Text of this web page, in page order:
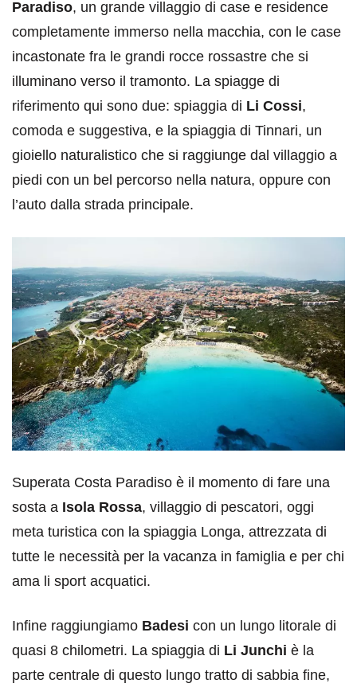
Paradiso, un grande villaggio di case e residence
completamente immerso nella macchia, con le case
incastonate fra le grandi rocce rossastre che si
illuminano verso il tramonto. La spiagge di
riferimento qui sono due: spiaggia di Li Cossi,
comoda e suggestiva, e la spiaggia di Tinnari, un
gioiello naturalistico che si raggiunge dal villaggio a
piedi con un bel percorso nella natura, oppure con
l’auto dalla strada principale.
Superata Costa Paradiso è il momento di fare una
sosta a Isola Rossa, villaggio di pescatori, oggi
meta turistica con la spiaggia Longa, attrezzata di
tutte le necessità per la vacanza in famiglia e per chi
ama li sport acquatici.
Infine raggiungiamo Badesi con un lungo litorale di
quasi 8 chilometri. La spiaggia di Li Junchi è la
parte centrale di questo lungo tratto di sabbia fine,